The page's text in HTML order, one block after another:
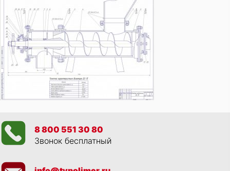
8 800 551 30 80
Звонок бесплатный